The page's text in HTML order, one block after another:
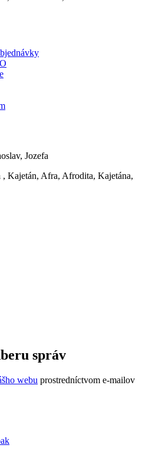
Jozefa
, Kajetán, Afra, Afrodita, Kajetána,
správ
webu prostredníctvom e-mailov